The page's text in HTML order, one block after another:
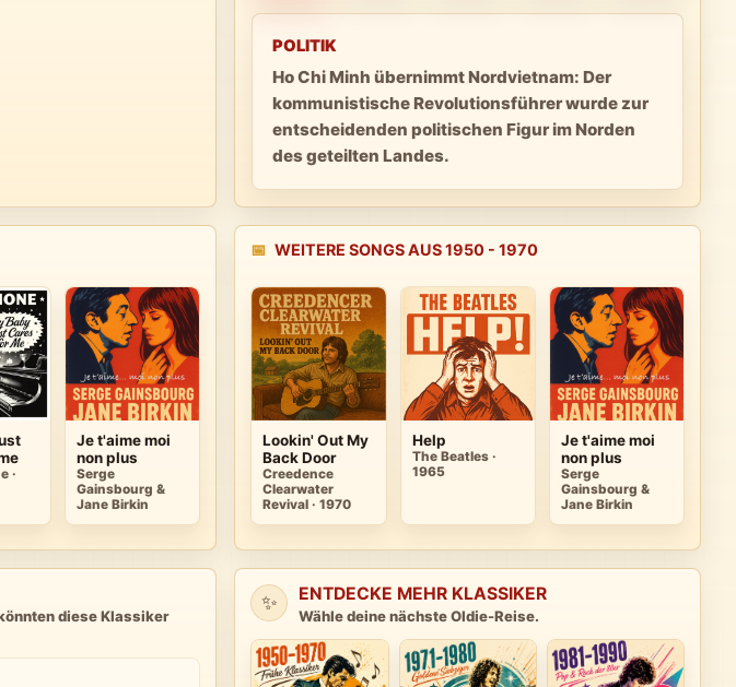
POLITIK
Ho Chi Minh übernimmt Nordvietnam: Der
kommunistische Revolutionsführer wurde zur
entscheidenden politischen Figur im Norden
des geteilten Landes.
·
Je t'aime moi
non plus
Serge
Gainsbourg &
Jane Birkin
📅 WEITERE SONGS AUS 1950 - 1970
Lookin' Out My
Back Door
Creedence
Clearwater
Revival · 1970
Help
The Beatles ·
1965
Je t'aime moi
non plus
Serge
Gainsbourg &
Jane Birkin
diese Klassiker
✨ ENTDECKE MEHR KLASSIKER
Wähle deine nächste Oldie-Reise.